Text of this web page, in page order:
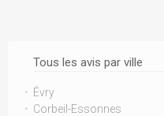
Tous les avis par ville
Évry
Corbeil-Essonnes